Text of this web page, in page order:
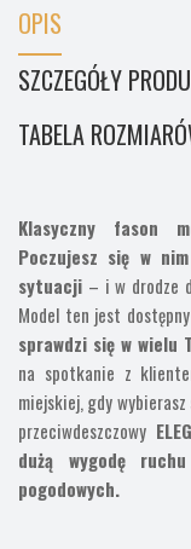
OPIS
SZCZEGÓŁY
TABELA
Klasyczny fason
Poczujesz się w
sytuacji – i w drodze
Model ten jest
sprawdzi się w wielu
na spotkanie z
miejskiej, gdy wybierasz
przeciwdeszczowy
dużą wygodę
pogodowych.